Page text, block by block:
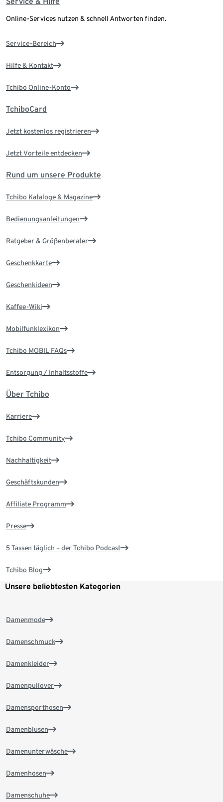
Online-Services nutzen & schnell Antworten finden.
Service-Bereich
Hilfe & Kontakt
Tchibo Online-Konto
TchiboCard
Jetzt kostenlos registrieren
Jetzt Vorteile entdecken
Rund um unsere Produkte
Tchibo Kataloge & Magazine
Bedienungsanleitungen
Ratgeber & Größenberater
Geschenkkarte
Geschenkideen
Kaffee-Wiki
Mobilfunklexikon
Tchibo MOBIL FAQs
Entsorgung / Inhaltsstoffe
Über Tchibo
Karriere
Tchibo Community
Nachhaltigkeit
Geschäftskunden
Affiliate Programm
Presse
5 Tassen täglich – der Tchibo Podcast
Tchibo Blog
Unsere beliebtesten Kategorien
Damenmode
Damenschmuck
Damenkleider
Damenpullover
Damensporthosen
Damenblusen
Damenunterwäsche
Damenhosen
Damenschuhe